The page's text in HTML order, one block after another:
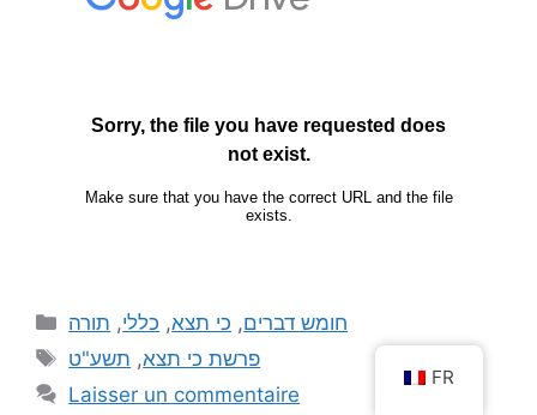
חומש דברים, כי תצא, כללי, תורה
פרשת כי תצא, תשע"ט
Laisser un commentaire
FR